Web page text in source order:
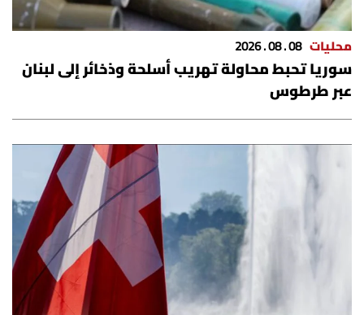
محليات 08 . 08 . 2026
سوريا تحبط محاولة تهريب أسلحة وذخائر إلى لبنان
عبر طرطوس